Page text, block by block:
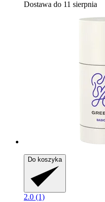
Dostawa do 11 sierpnia
Do koszyka
2.0 (1)